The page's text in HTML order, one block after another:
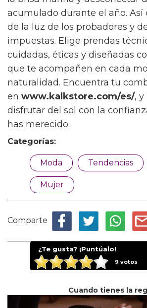
acumulado durante el año. Así
de la luz de los probadores y
impuestas. Elige prendas
cuidadas, éticas y diseñadas
que te acompañen en cada
naturalidad. Encuentra tu
en www.kalkstore.com/es/, y
disfrutar del sol con la
has merecido.
Categorías:
Moda Tendencias
Mujer
Comparte
¿Te gusta? ¡Puntúalo!
9 votos
Cuando tienes la